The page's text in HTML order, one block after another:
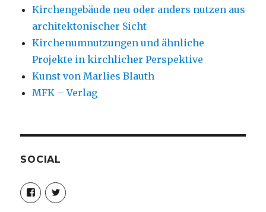
Kirchengebäude neu oder anders nutzen aus
architektonischer Sicht
Kirchenumnutzungen und ähnliche
Projekte in kirchlicher Perspektive
Kunst von Marlies Blauth
MFK – Verlag
SOCIAL
Profil
von
christoph.fleischer1
Profil
von